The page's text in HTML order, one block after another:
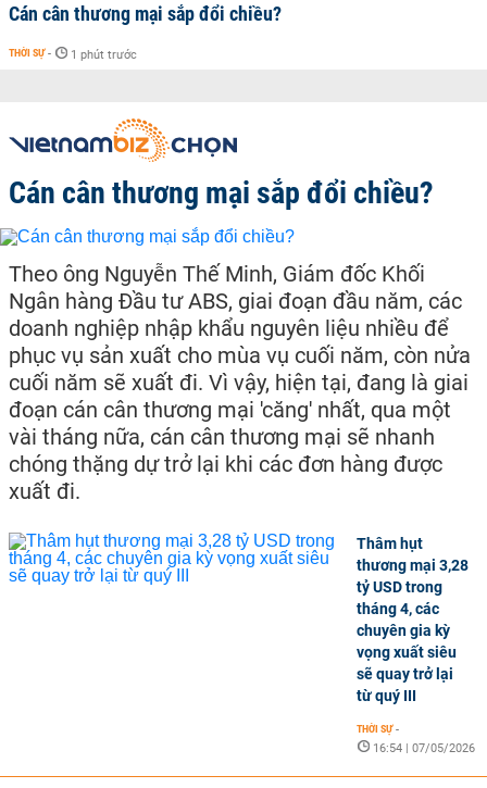
Cán cân thương mại sắp đổi chiều?
THỜI SỰ - 1 phút trước
Cán cân thương mại sắp đổi chiều?
Theo ông Nguyễn Thế Minh, Giám đốc Khối
Ngân hàng Đầu tư ABS, giai đoạn đầu năm, các
doanh nghiệp nhập khẩu nguyên liệu nhiều để
phục vụ sản xuất cho mùa vụ cuối năm, còn nửa
cuối năm sẽ xuất đi. Vì vậy, hiện tại, đang là giai
đoạn cán cân thương mại 'căng' nhất, qua một
vài tháng nữa, cán cân thương mại sẽ nhanh
chóng thặng dự trở lại khi các đơn hàng được
xuất đi.
Thâm hụt
thương mại 3,28
tỷ USD trong
tháng 4, các
chuyên gia kỳ
vọng xuất siêu
sẽ quay trở lại
từ quý III
THỜI SỰ -
16:54 | 07/05/2026